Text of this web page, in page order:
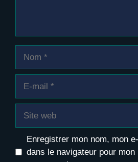
Enregistrer mon nom, mon
dans le navigateur pour mon